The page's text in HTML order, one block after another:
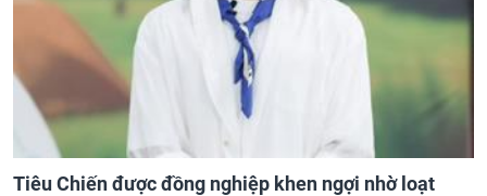
Tiêu Chiến được đồng nghiệp khen ngợi nhờ loạt